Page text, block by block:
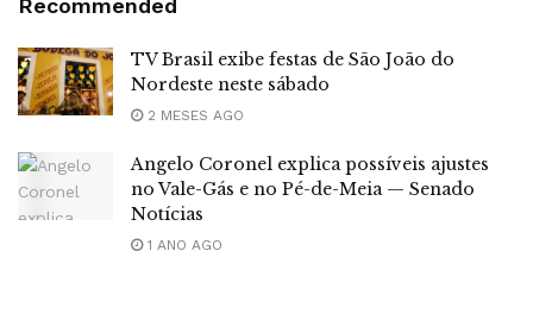
TV Brasil exibe festas de São João do
Nordeste neste sábado
2 MESES AGO
Angelo Coronel explica possíveis ajustes
no Vale-Gás e no Pé-de-Meia — Senado
Notícias
1 ANO AGO